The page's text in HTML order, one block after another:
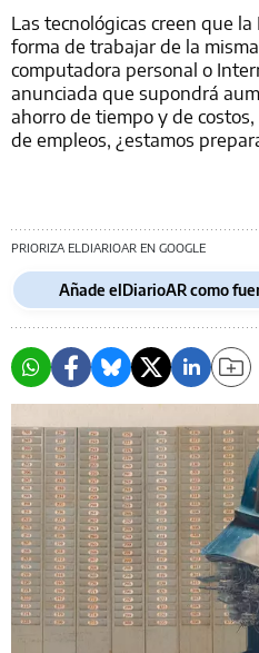
Las tecnológicas creen que
forma de trabajar de la
computadora personal o
anunciada que supondrá
ahorro de tiempo y de
de empleos, ¿estamos
PRIORIZA ELDIARIOAR EN GOOGLE
Añade elDiarioAR como